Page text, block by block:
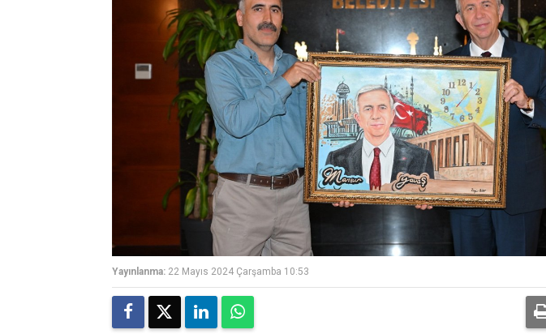
Yayınlanma: 22 Mayıs 2024 Çarşamba 10:53